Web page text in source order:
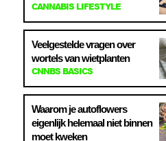
CANNABIS LIFESTYLE
Veelgestelde vragen over
wortels van wietplanten
CNNBS BASICS
Waarom je autoflowers
eigenlijk helemaal niet binnen
moet kweken